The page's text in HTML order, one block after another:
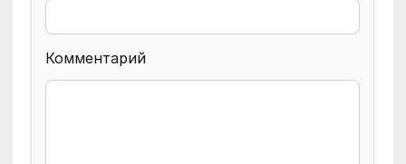
Комментарий